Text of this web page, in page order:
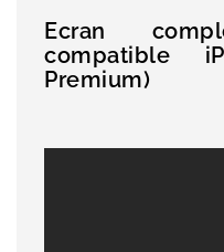
Ecran
compatible
Premium)